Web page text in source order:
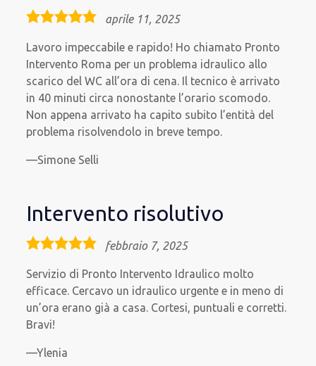
5,0
aprile 11, 2025
Lavoro impeccabile e rapido! Ho chiamato Pronto
Intervento Roma per un problema idraulico allo
scarico del WC all’ora di cena. Il tecnico è arrivato
in 40 minuti circa nonostante l’orario scomodo.
Non appena arrivato ha capito subito l’entità del
problema risolvendolo in breve tempo.
Simone Selli
Intervento risolutivo
5,0
febbraio 7, 2025
Servizio di Pronto Intervento Idraulico molto
efficace. Cercavo un idraulico urgente e in meno di
un’ora erano già a casa. Cortesi, puntuali e corretti.
Bravi!
Ylenia